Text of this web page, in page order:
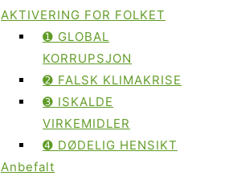
AKTIVERING FOR FOLKET
➊ GLOBAL
KORRUPSJON
➋ FALSK KLIMAKRISE
➌ ISKALDE
VIRKEMIDLER
➍ DØDELIG HENSIKT
Anbefalt